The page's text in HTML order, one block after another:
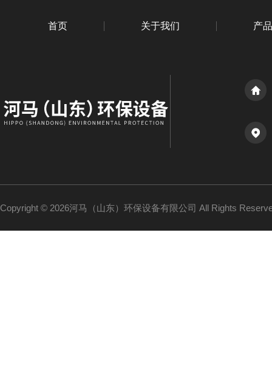
首页 关于我们 产
Copyright © 2026河马（山东）环保设备有限公司 All Rights